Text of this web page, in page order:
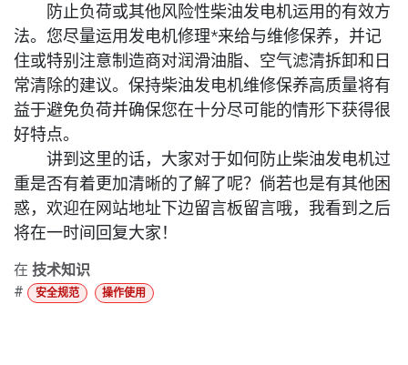
防止负荷或其他风险性柴油发电机运用的有效方
法。您尽量运用发电机修理*来给与维修保养，并记
住或特别注意制造商对润滑油脂、空气滤清拆卸和日
常清除的建议。保持柴油发电机维修保养高质量将有
益于避免负荷并确保您在十分尽可能的情形下获得很
好特点。
讲到这里的话，大家对于如何防止柴油发电机过
重是否有着更加清晰的了解了呢？倘若也是有其他困
惑，欢迎在网站地址下边留言板留言哦，我看到之后
将在一时间回复大家！
在 技术知识
#
安全规范 操作使用